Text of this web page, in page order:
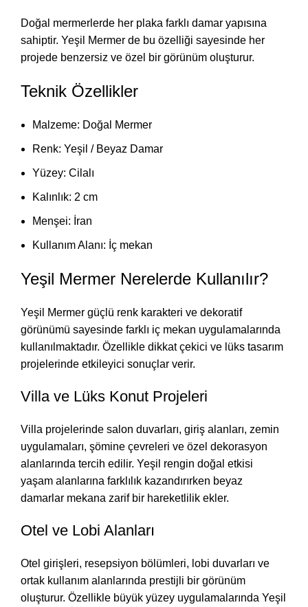
Doğal mermerlerde her plaka farklı damar yapısına
sahiptir. Yeşil Mermer de bu özelliği sayesinde her
projede benzersiz ve özel bir görünüm oluşturur.
Teknik Özellikler
Malzeme: Doğal Mermer
Renk: Yeşil / Beyaz Damar
Yüzey: Cilalı
Kalınlık: 2 cm
Menşei: İran
Kullanım Alanı: İç mekan
Yeşil Mermer Nerelerde Kullanılır?
Yeşil Mermer güçlü renk karakteri ve dekoratif
görünümü sayesinde farklı iç mekan uygulamalarında
kullanılmaktadır. Özellikle dikkat çekici ve lüks tasarım
projelerinde etkileyici sonuçlar verir.
Villa ve Lüks Konut Projeleri
Villa projelerinde salon duvarları, giriş alanları, zemin
uygulamaları, şömine çevreleri ve özel dekorasyon
alanlarında tercih edilir. Yeşil rengin doğal etkisi
yaşam alanlarına farklılık kazandırırken beyaz
damarlar mekana zarif bir hareketlilik ekler.
Otel ve Lobi Alanları
Otel girişleri, resepsiyon bölümleri, lobi duvarları ve
ortak kullanım alanlarında prestijli bir görünüm
oluşturur. Özellikle büyük yüzey uygulamalarında Yeşil